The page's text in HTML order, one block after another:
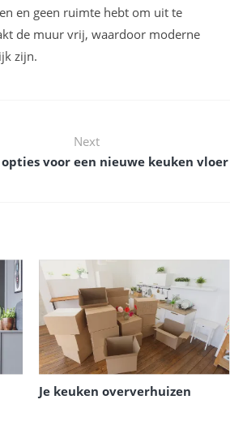
en geen ruimte hebt om uit te
de muur vrij, waardoor moderne
zijn.
Next
opties voor een nieuwe keuken vloer
Je keuken oververhuizen